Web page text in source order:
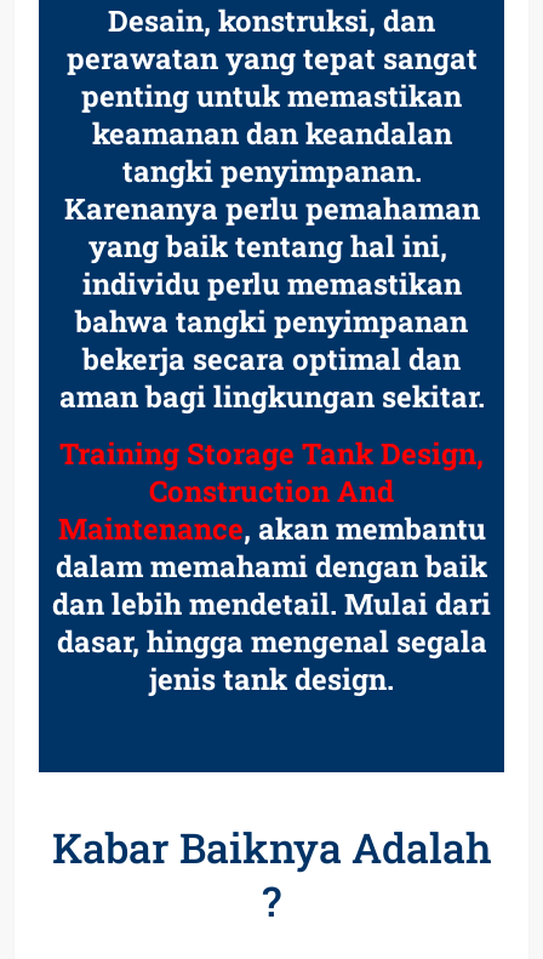
Desain, konstruksi, dan
perawatan yang tepat sangat
penting untuk memastikan
keamanan dan keandalan
tangki penyimpanan.
Karenanya perlu pemahaman
yang baik tentang hal ini,
individu perlu memastikan
bahwa tangki penyimpanan
bekerja secara optimal dan
aman bagi lingkungan sekitar.
Training Storage Tank Design,
Construction And
Maintenance, akan membantu
dalam memahami dengan baik
dan lebih mendetail. Mulai dari
dasar, hingga mengenal segala
jenis tank design.
Kabar Baiknya Adalah
?